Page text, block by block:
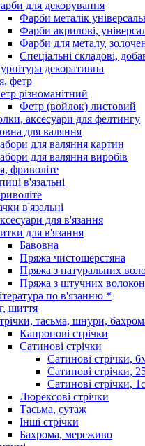
для декорування
Фарби металік
Фарби акрилові,
Фарби для металу,
Спеціальні складові,
декоративна
фетр
різноманітний
Фетр (войлок) листовий
аксесуари для фелтингу
для валяння
для валяння картин
для валяння виробів
фриволіте
в'язальні
в'язальні
для в'язання
для в'язання
Бавовна
Пряжа чистошерстяна
Пряжа з натуральних
Пряжа з штучних волокон
по в'язанню *
шиття
тасьма, шнури,
Капронові стрічки
Сатинові стрічки
Сатинові стрічки,
Сатинові стрічки,
Сатинові стрічки,
Люрексові стрічки
Тасьма, сутаж
Інші стрічки
Бахрома, мереживо